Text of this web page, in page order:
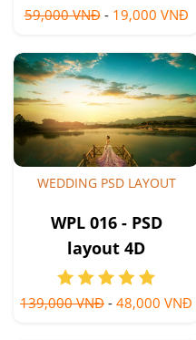
59,000 VNĐ- 19,000 VNĐ
WEDDING PSD LAYOUT
WPL 016 - PSD
layout 4D
139,000 VNĐ - 48,000 VNĐ